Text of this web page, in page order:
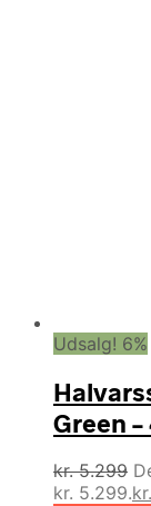
Udsalg! 6%
Green –
kr.5.299
kr. 5.299.kr.